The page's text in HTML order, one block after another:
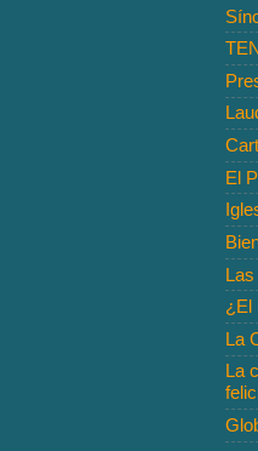
El
¿El
La
La